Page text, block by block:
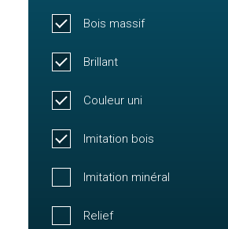
Bois massif
Brillant
Couleur uni
Imitation bois
Imitation minéral
Relief